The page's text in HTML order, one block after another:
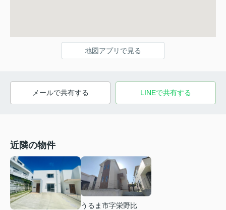
地図アプリで見る
メールで共有する LINEで共有する
近隣の物件
うるま市字栄野比